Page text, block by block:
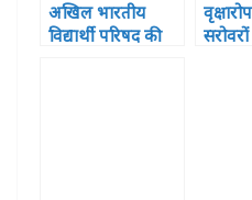
अखिल भारतीय
विद्यार्थी परिषद की